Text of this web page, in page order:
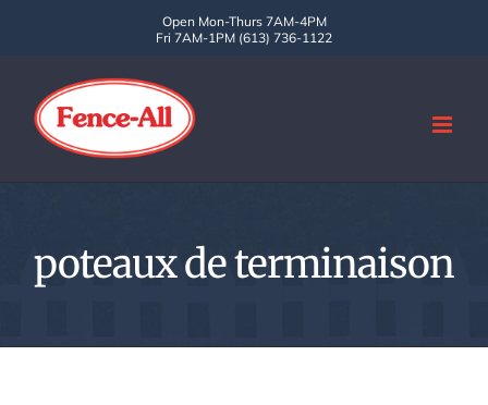
Open Mon-Thurs 7AM-4PM
Fri 7AM-1PM (613) 736-1122
poteaux de terminaison